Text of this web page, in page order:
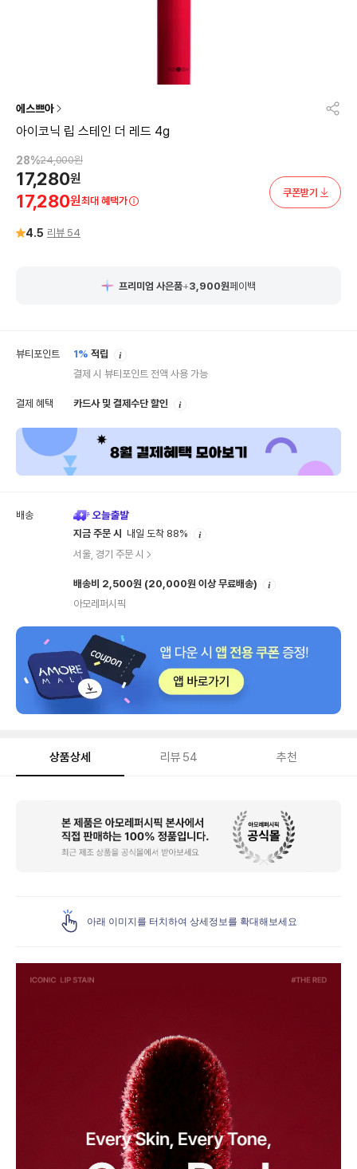
에스쁘아
아이코닉 립 스테인 더 레드 4g
28%24,000원
17,280원
17,280원최대 혜택가
쿠폰받기
4.5 리뷰 54
프리미엄 사은품+3,900원페이백
뷰티포인트 1% 적립
결제 시 뷰티포인트 전액 사용 가능
결제 혜택 카드사 및 결제수단 할인
배송
지금 주문 시
내일 도착 88%
서울, 경기 주문 시
배송비 2,500원 (20,000원 이상 무료배송)
아모레퍼시픽
상품상세 리뷰 54 추천
아래 이미지를 터치하여 상세정보를 확대해보세요